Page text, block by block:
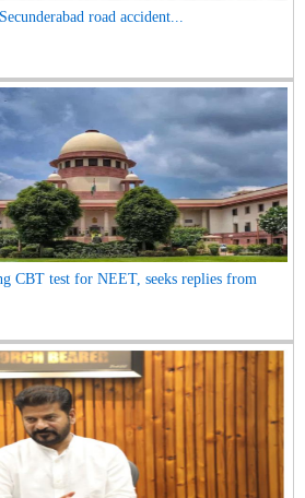
road accident...
CBT test for NEET, seeks replies from